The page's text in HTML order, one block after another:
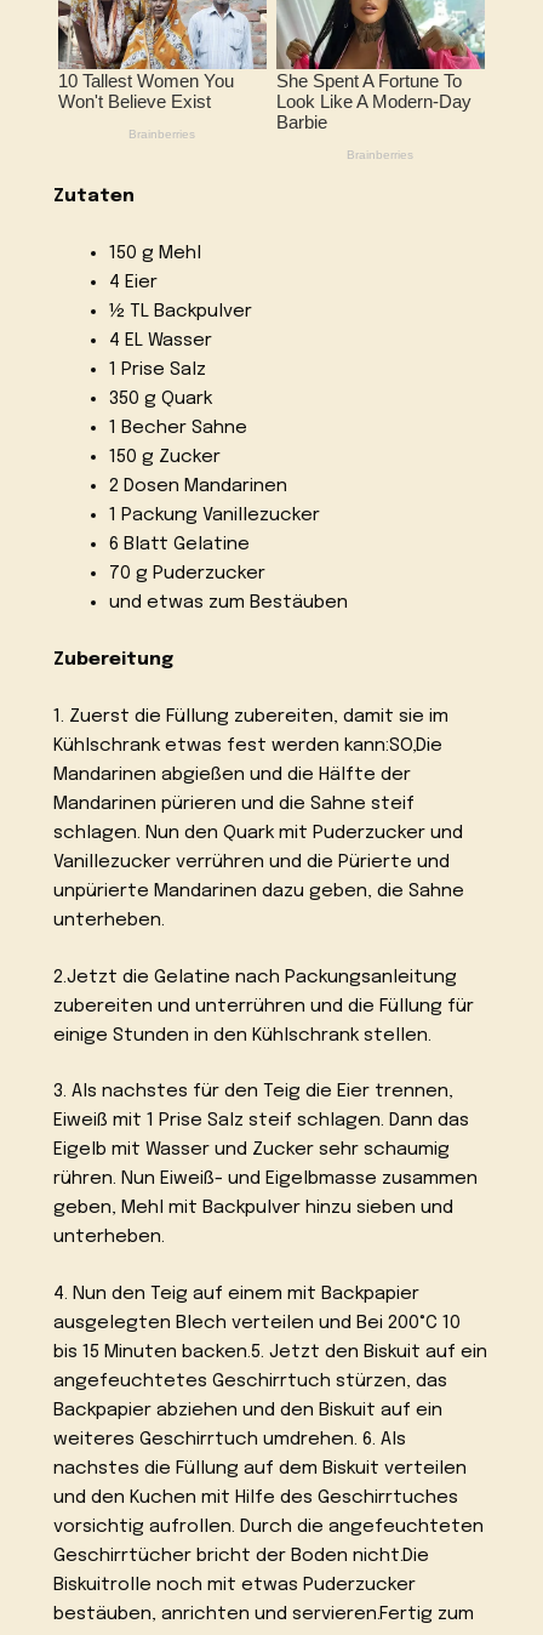
Zutaten
150 g Mehl
4 Eier
½ TL Backpulver
4 EL Wasser
1 Prise Salz
350 g Quark
1 Becher Sahne
150 g Zucker
2 Dosen Mandarinen
1 Packung Vanillezucker
6 Blatt Gelatine
70 g Puderzucker
und etwas zum Bestäuben
Zubereitung
1. Zuerst die Füllung zubereiten, damit sie im
Kühlschrank etwas fest werden kann:SO,Die
Mandarinen abgießen und die Hälfte der
Mandarinen pürieren und die Sahne steif
schlagen. Nun den Quark mit Puderzucker und
Vanillezucker verrühren und die Pürierte und
unpürierte Mandarinen dazu geben, die Sahne
unterheben.
2.Jetzt die Gelatine nach Packungsanleitung
zubereiten und unterrühren und die Füllung für
einige Stunden in den Kühlschrank stellen.
3. Als nachstes für den Teig die Eier trennen,
Eiweiß mit 1 Prise Salz steif schlagen. Dann das
Eigelb mit Wasser und Zucker sehr schaumig
rühren. Nun Eiweiß- und Eigelbmasse zusammen
geben, Mehl mit Backpulver hinzu sieben und
unterheben.
4. Nun den Teig auf einem mit Backpapier
ausgelegten Blech verteilen und Bei 200°C 10
bis 15 Minuten backen.5. Jetzt den Biskuit auf ein
angefeuchtetes Geschirrtuch stürzen, das
Backpapier abziehen und den Biskuit auf ein
weiteres Geschirrtuch umdrehen. 6. Als
nachstes die Füllung auf dem Biskuit verteilen
und den Kuchen mit Hilfe des Geschirrtuches
vorsichtig aufrollen. Durch die angefeuchteten
Geschirrtücher bricht der Boden nicht.Die
Biskuitrolle noch mit etwas Puderzucker
bestäuben, anrichten und servieren.Fertig zum